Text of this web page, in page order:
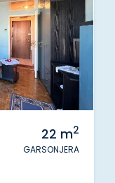
22 m2
GARSONJERA